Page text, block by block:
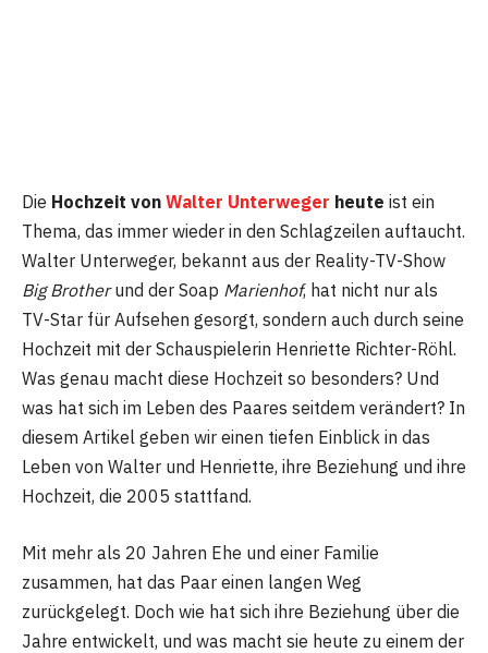
Die Hochzeit von Walter Unterweger heute ist ein
Thema, das immer wieder in den Schlagzeilen auftaucht.
Walter Unterweger, bekannt aus der Reality-TV-Show
Big Brotherund der Soap Marienhof, hat nicht nur als
TV-Star für Aufsehen gesorgt, sondern auch durch seine
Hochzeit mit der Schauspielerin Henriette Richter-Röhl.
Was genau macht diese Hochzeit so besonders? Und
was hat sich im Leben des Paares seitdem verändert? In
diesem Artikel geben wir einen tiefen Einblick in das
Leben von Walter und Henriette, ihre Beziehung und ihre
Hochzeit, die 2005 stattfand.
Mit mehr als 20 Jahren Ehe und einer Familie
zusammen, hat das Paar einen langen Weg
zurückgelegt. Doch wie hat sich ihre Beziehung über die
Jahre entwickelt, und was macht sie heute zu einem der